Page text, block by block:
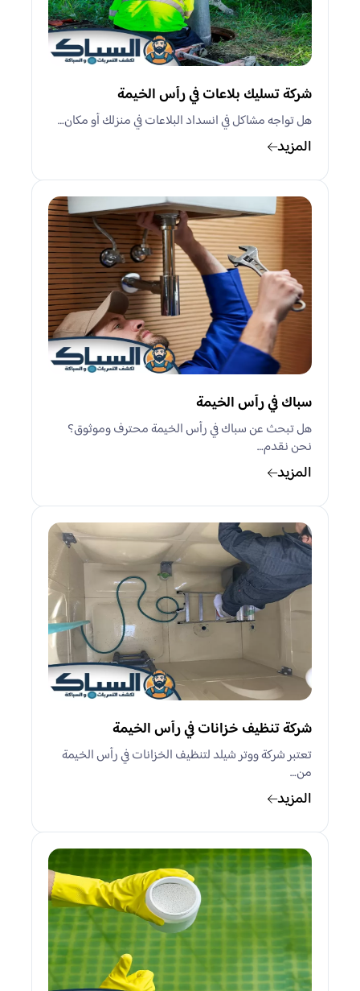
شركة تسليك بلاعات في رأس الخيمة
هل تواجه مشاكل في انسداد البلاعات في منزلك أو مكان…
المزيد
سباك في رأس الخيمة
هل تبحث عن سباك في رأس الخيمة محترف وموثوق؟
نحن نقدم…
المزيد
شركة تنظيف خزانات في رأس الخيمة
تعتبر شركة ووتر شيلد لتنظيف الخزانات في رأس الخيمة
من…
المزيد